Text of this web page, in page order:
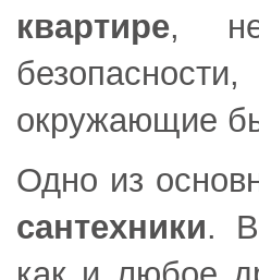
квартире,
окружающие
Одно из
сантехники.